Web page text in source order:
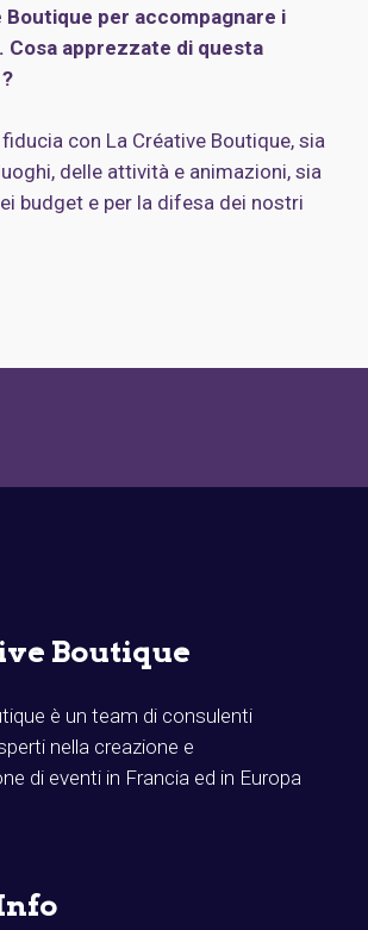
Boutique per accompagnare i
Cosa apprezzate di questa
con La Créative Boutique, sia
delle attività e animazioni, sia
budget e per la difesa dei nostri
Boutique
è un team di consulenti
nella creazione e
di eventi in Francia ed in Europa